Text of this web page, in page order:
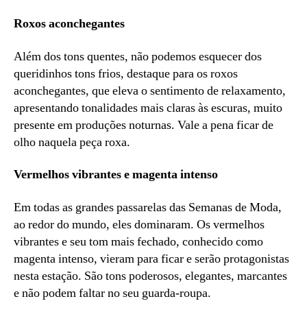
Roxos aconchegantes
Além dos tons quentes, não podemos esquecer dos
queridinhos tons frios, destaque para os roxos
aconchegantes, que eleva o sentimento de relaxamento,
apresentando tonalidades mais claras às escuras, muito
presente em produções noturnas. Vale a pena ficar de
olho naquela peça roxa.
Vermelhos vibrantes e magenta intenso
Em todas as grandes passarelas das Semanas de Moda,
ao redor do mundo, eles dominaram. Os vermelhos
vibrantes e seu tom mais fechado, conhecido como
magenta intenso, vieram para ficar e serão protagonistas
nesta estação. São tons poderosos, elegantes, marcantes
e não podem faltar no seu guarda-roupa.